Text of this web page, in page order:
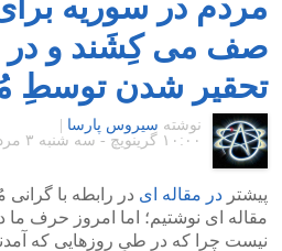
صف می کِشَند و در
تحقیر شدن توسطِ
نوشته سیروس پارسا
۱۰:۰۰ گرينويچ - سه شنبه ۳ مرداد ۱۳۹۱
پیشتر در مقاله ای در رابطه با
مقاله ای نوشتیم؛ اما امروز حرف
نیست چرا که در طیِ روزهایی که آمدند